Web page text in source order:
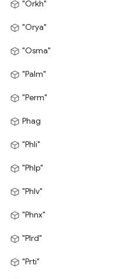
"Orkh"
"Orya"
"Osma"
"Palm"
"Perm"
Phag
"Phli"
"Phlp"
"Phlv"
"Phnx"
"Plrd"
"Prti"